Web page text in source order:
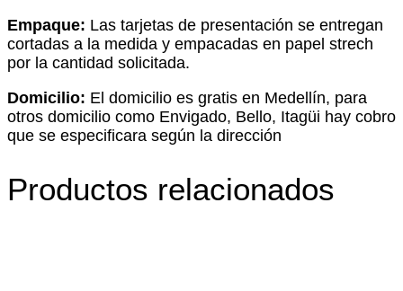
Empaque: Las tarjetas de presentación se entregan
cortadas a la medida y empacadas en papel strech
por la cantidad solicitada.
Domicilio: El domicilio es gratis en Medellín, para
otros domicilio como Envigado, Bello, Itagüi hay cobro
que se especificara según la dirección
Productos relacionados